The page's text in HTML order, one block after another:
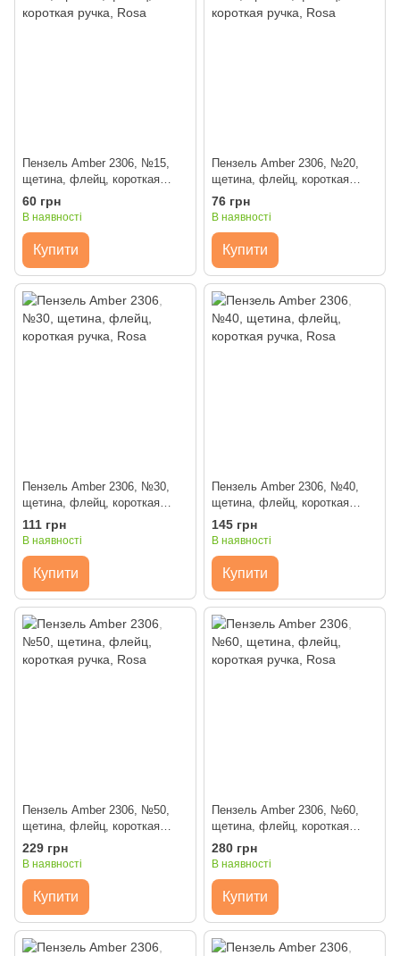
Пензель Amber 2306, №15,
щетина, флейц, короткая
ручка, Rosa
60 грн
В наявності
Купити
Пензель Amber 2306, №20,
щетина, флейц, короткая
ручка, Rosa
76 грн
В наявності
Купити
Пензель Amber 2306, №30,
щетина, флейц, короткая
ручка, Rosa
111 грн
В наявності
Купити
Пензель Amber 2306, №40,
щетина, флейц, короткая
ручка, Rosa
145 грн
В наявності
Купити
Пензель Amber 2306, №50,
щетина, флейц, короткая
ручка, Rosa
229 грн
В наявності
Купити
Пензель Amber 2306, №60,
щетина, флейц, короткая
ручка, Rosa
280 грн
В наявності
Купити